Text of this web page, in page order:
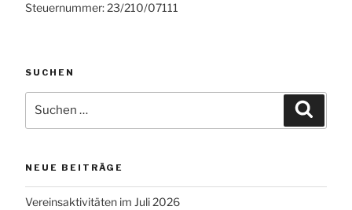
Steuernummer: 23/210/07111
SUCHEN
nach:
NEUE BEITRÄGE
Vereinsaktivitäten im Juli 2026